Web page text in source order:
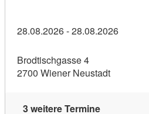
28.08.2026 - 28.08.2026
Brodtischgasse 4
2700 Wiener Neustadt
3 weitere Termine